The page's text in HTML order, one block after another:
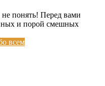
понять! Перед вами
и порой смешных
всем